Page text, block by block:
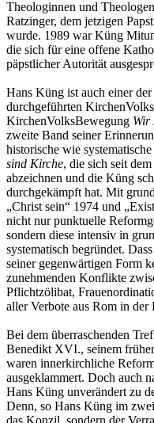
Theologinnen und
Ratzinger, dem jetzigen
wurde. 1989 war Küng
die sich für eine offene
päpstlicher Autorität
Hans Küng ist auch einer
durchgeführten
KirchenVolksBewegung Wir
zweite Band seiner
historische wie
sind Kirche, die sich seit
abzeichnen und die Küng
durchgekämpft hat. Mit
„Christ sein“ 1974 und
nicht nur punktuelle
sondern diese intensiv in
systematisch begründet.
seiner gegenwärtigen Form
zunehmenden Konflikte
Pflichtzölibat,
aller Verbote aus Rom in der
Bei dem überraschenden
Benedikt XVI., seinem
waren innerkirchliche
ausgeklammert. Doch auch
Hans Küng unverändert zu
Denn, so Hans Küng im
das Konzil, sondern der